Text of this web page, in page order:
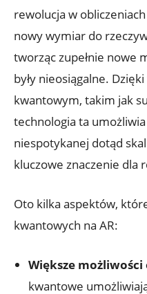
rewolucja w
nowy wymiar do
tworząc zupełnie nowe
były nieosiągalne.
kwantowym, takim jak
technologia ta
niespotykanej dotąd
kluczowe znaczenie dla
Oto kilka aspektów,
kwantowych na AR:
Większe
kwantowe